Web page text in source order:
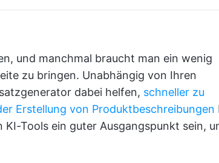
und manchmal braucht man ein wenig
zu bringen. Unabhängig von Ihren
dabei helfen, schneller zu
Erstellung von Produktbeschreibungen
KI-Tools ein guter Ausgangspunkt sein,